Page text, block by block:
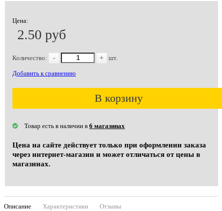
Цена:
2.50 руб
Количество: - + шт.
Добавить к сравнению
В корзину
Товар есть в наличии в 6 магазинах
Цена на сайте действует только при оформлении заказа
через интернет-магазин и может отличаться от цены в
магазинах.
Описание Характеристики Отзывы